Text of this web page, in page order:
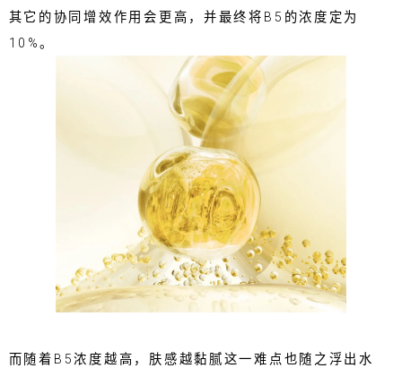
其它的协同增效作用会更高，并最终将B5的浓度定为
10%。
而随着B5浓度越高，肤感越黏腻这一难点也随之浮出水